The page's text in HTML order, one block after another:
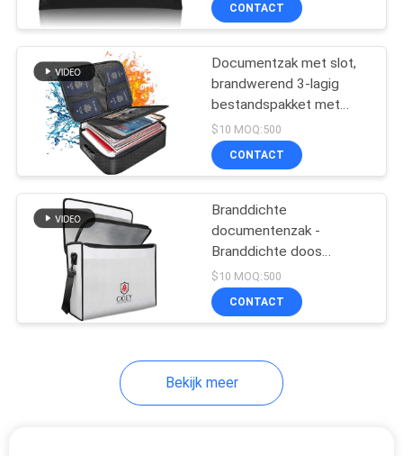
SITEMAP
PRIVACY
POLICYHet dragen van EVA
geval
Geldzakjes
zakje met rits, 8 lagen
CONTACT
Documentzak met slot,
brandwerend 3-lagig
bestandspakket met
waterbestendig ritsletje,
document veilig
draagbaar
$10 MOQ:500
CONTACT
Branddichte
documentenzak -
Branddichte doos
[thermisch geïsoleerd]
Branddichte kluisjes voor
thuis Grote branddichte
$10 MOQ:500
CONTACT
Bekijk meer